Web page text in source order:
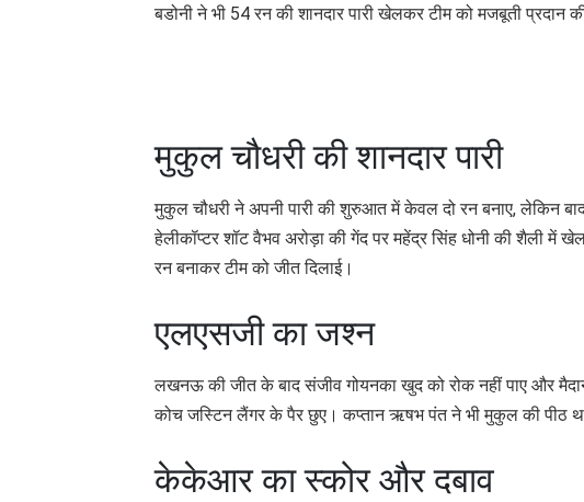
बडोनी ने भी 54 रन की शानदार पारी खेलकर टीम को मजबूती प्रदान
मुकुल चौधरी की शानदार पारी
मुकुल चौधरी ने अपनी पारी की शुरुआत में केवल दो रन बनाए, लेकिन
हेलीकॉप्टर शॉट वैभव अरोड़ा की गेंद पर महेंद्र सिंह धोनी की शैली
रन बनाकर टीम को जीत दिलाई।
एलएसजी का जश्न
लखनऊ की जीत के बाद संजीव गोयनका खुद को रोक नहीं पाए और
कोच जस्टिन लैंगर के पैर छुए। कप्तान ऋषभ पंत ने भी मुकुल की पीठ
केकेआर का स्कोर और दबाव